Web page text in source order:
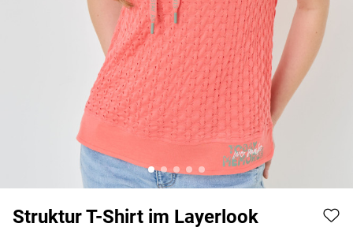
Struktur T-Shirt im Layerlook